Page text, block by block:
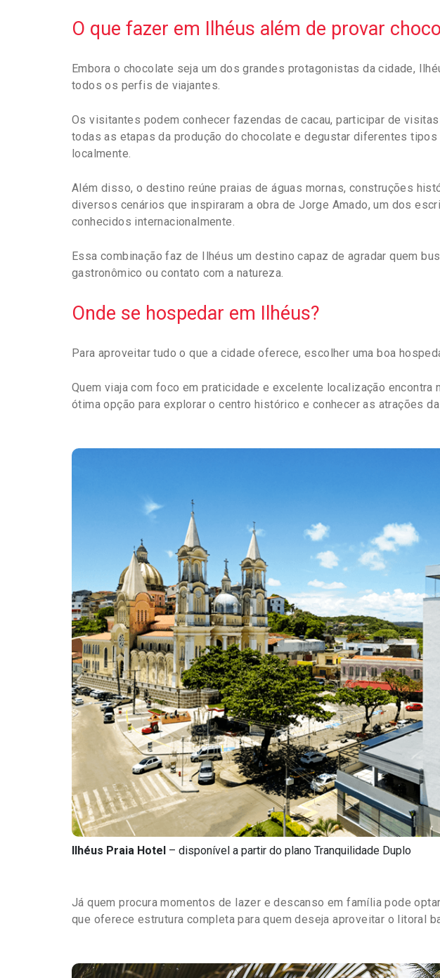
O que fazer em Ilhéus além de provar
Embora o chocolate seja um dos grandes protagonistas da cidade,
todos os perfis de viajantes.
Os visitantes podem conhecer fazendas de cacau, participar de
todas as etapas da produção do chocolate e degustar diferentes
localmente.
Além disso, o destino reúne praias de águas mornas, construções
diversos cenários que inspiraram a obra de Jorge Amado, um dos
conhecidos internacionalmente.
Essa combinação faz de Ilhéus um destino capaz de agradar quem
gastronômico ou contato com a natureza.
Onde se hospedar em Ilhéus?
Para aproveitar tudo o que a cidade oferece, escolher uma boa
Quem viaja com foco em praticidade e excelente localização encontra
ótima opção para explorar o centro histórico e conhecer as atrações
Ilhéus Praia Hotel – disponível a partir do plano Tranquilidade Duplo
Já quem procura momentos de lazer e descanso em família pode
que oferece estrutura completa para quem deseja aproveitar o litoral